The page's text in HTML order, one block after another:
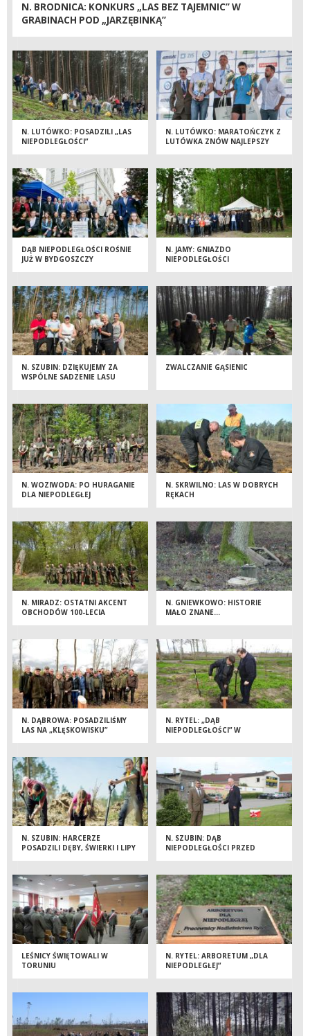
N. BRODNICA: KONKURS „LAS BEZ TAJEMNIC” W
GRABINACH POD „JARZĘBINKĄ”
N. LUTÓWKO: POSADZILI „LAS
NIEPODLEGŁOŚCI”
N. LUTÓWKO: MARATOŃCZYK Z
LUTÓWKA ZNÓW NAJLEPSZY
DĄB NIEPODLEGŁOŚCI ROŚNIE
JUŻ W BYDGOSZCZY
N. JAMY: GNIAZDO
NIEPODLEGŁOŚCI
N. SZUBIN: DZIĘKUJEMY ZA
WSPÓLNE SADZENIE LASU
ZWALCZANIE GĄSIENIC
N. WOZIWODA: PO HURAGANIE
DLA NIEPODLEGŁEJ
N. SKRWILNO: LAS W DOBRYCH
RĘKACH
N. MIRADZ: OSTATNI AKCENT
OBCHODÓW 100-LECIA
N. GNIEWKOWO: HISTORIE
MAŁO ZNANE...
N. DĄBROWA: POSADZILIŚMY
LAS NA „KLĘSKOWISKU”
N. RYTEL: „DĄB
NIEPODLEGŁOŚCI” W
N. SZUBIN: HARCERZE
POSADZILI DĘBY, ŚWIERKI I LIPY
N. SZUBIN: DĄB
NIEPODLEGŁOŚCI PRZED
LEŚNICY ŚWIĘTOWALI W
TORUNIU
N. RYTEL: ARBORETUM „DLA
NIEPODLEGŁEJ”